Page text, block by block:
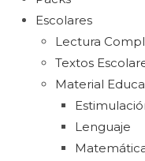
Escolares
Lectura
Textos
Material
Lenguaje